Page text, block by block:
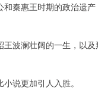
和秦惠王时期的政治遗
波澜壮阔的一生，以及
说更加引人入胜。